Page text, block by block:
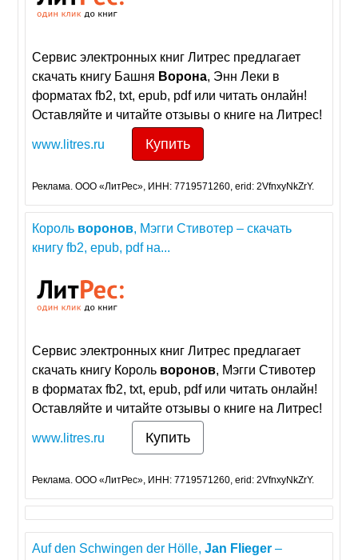
Сервис электронных книг Литрес предлагает
скачать книгу Башня Ворона, Энн Леки в
форматах fb2, txt, epub, pdf или читать онлайн!
Оставляйте и читайте отзывы о книге на Литрес!
www.litres.ru Купить
Реклама. ООО «ЛитРес», ИНН: 7719571260, erid: 2VfnxyNkZrY.
Король воронов, Мэгги Стивотер – скачать
книгу fb2, epub, pdf на...
Сервис электронных книг Литрес предлагает
скачать книгу Король воронов, Мэгги Стивотер
в форматах fb2, txt, epub, pdf или читать онлайн!
Оставляйте и читайте отзывы о книге на Литрес!
www.litres.ru Купить
Реклама. ООО «ЛитРес», ИНН: 7719571260, erid: 2VfnxyNkZrY.
Auf den Schwingen der Hölle,Jan Flieger –